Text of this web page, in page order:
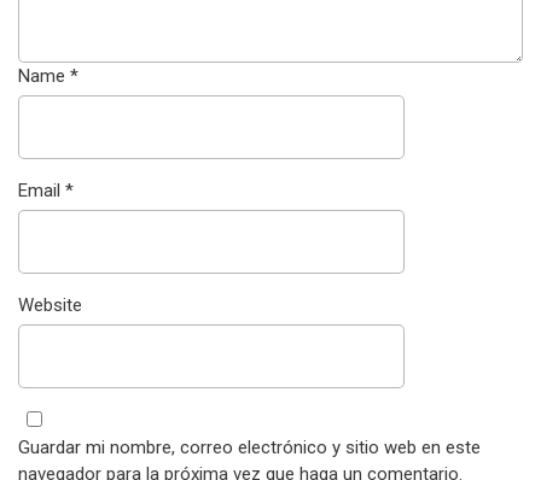
Name *
Email *
Website
Guardar mi nombre, correo electrónico y sitio web en este
navegador para la próxima vez que haga un comentario.